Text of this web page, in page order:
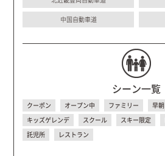
中国自動車道
シーン一覧
クーポン オープン中 ファミリー 早朝
キッズゲレンデ
スクール スキー限定
託児所
レストラン